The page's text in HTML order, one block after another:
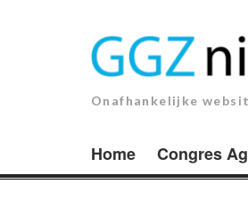
Onafhankelijke
Home Congres